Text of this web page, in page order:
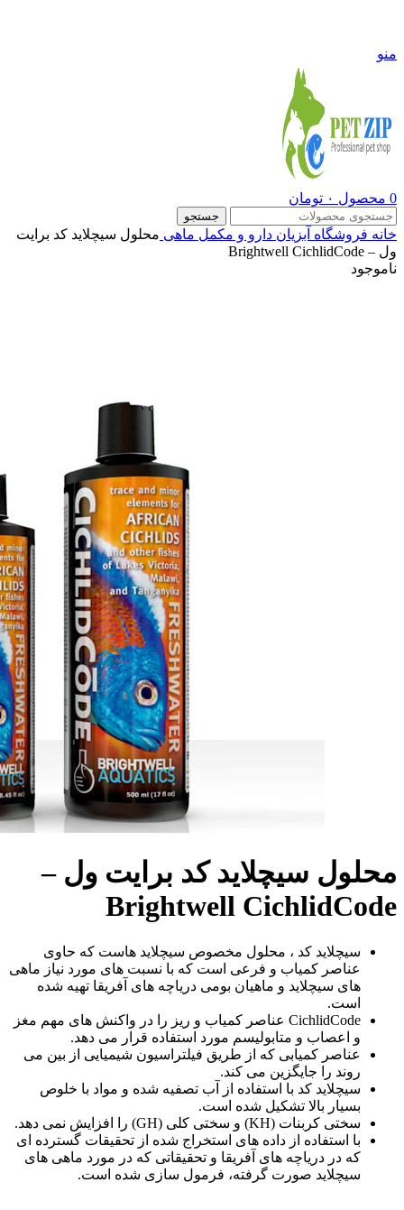
منو
0 محصول ۰ تومان
جستجو
خانه فروشگاه آبزیان دارو و مکمل ماهی محلول سیچلاید کد برایت
ول – Brightwell CichlidCode
ناموجود
محلول سیچلاید کد برایت ول –
Brightwell CichlidCode
سیچلاید کد ، محلول مخصوص سیچلاید هاست که حاوی
عناصر کمیاب و فرعی است که با نسبت های مورد نیاز ماهی
های سیچلاید و ماهیان بومی دریاچه های آفریقا تهیه شده
است.
CichlidCode عناصر کمیاب و ریز را در واکنش های مهم مغز
و اعصاب و متابولیسم مورد استفاده قرار می دهد.
عناصر کمیابی که از طریق فیلتراسیون شیمیایی از بین می
روند را جایگزین می کند.
سیچلاید کد با استفاده از آب تصفیه شده و مواد با خلوص
بسیار بالا تشکیل شده است.
سختی کربنات (KH) و سختی کلی (GH) را افزایش نمی دهد.
با استفاده از داده های استخراج شده از تحقیقات گسترده ای
که در دریاچه های آفریقا و تحقیقاتی که در مورد ماهی های
سیچلاید صورت گرفته، فرمول سازی شده است.